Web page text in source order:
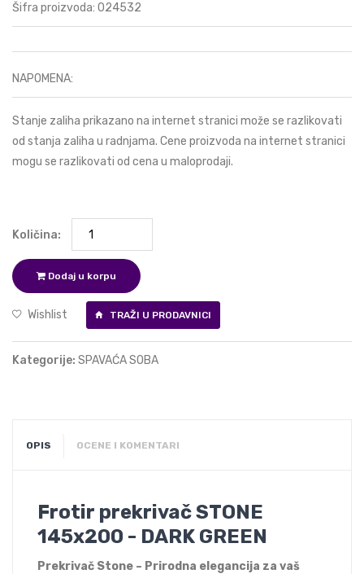
Šifra proizvoda: 024532
NAPOMENA:
Stanje zaliha prikazano na internet stranici može se razlikovati
od stanja zaliha u radnjama. Cene proizvoda na internet stranici
mogu se razlikovati od cena u maloprodaji.
Količina:
Dodaj u korpu
Wishlist TRAŽI U PRODAVNICI
Kategorije: SPAVAĆA SOBA
OPIS OCENE I KOMENTARI
Frotir prekrivač STONE
145x200 - DARK GREEN
Prekrivač Stone – Prirodna elegancija za vaš